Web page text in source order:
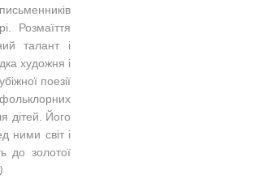
Розмаїття
талант і
художня і
поезії
дітей. Його
ними світ і
до золотої